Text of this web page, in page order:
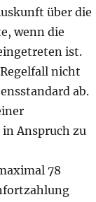
über die
wenn die
ist.
nicht
ab.
Anspruch zu
78